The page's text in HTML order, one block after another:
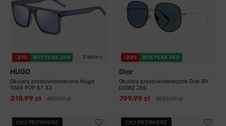
-31% WYSYŁKA 24H 2 kolory
HUGO
Okulary przeciwsłoneczne Hugo
1069 PJP 57 3J
318,99 zł 459,99 zł
-22% WYSYŁKA 24H
Dior
Okulary przeciwsłoneczne Dior BY
DIOR2 J5G
799,99 zł 1021,99 zł
PRZYMIERZ PRZYMIERZ